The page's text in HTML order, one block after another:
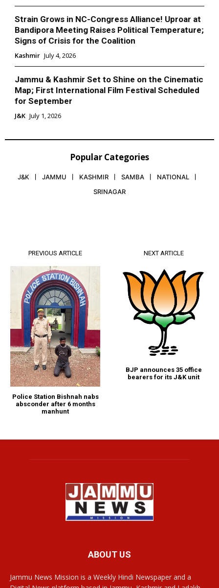
Strain Grows in NC-Congress Alliance! Uproar at
Bandipora Meeting Raises Political Temperature;
Signs of Crisis for the Coalition
Kashmir July 4, 2026
Jammu & Kashmir Set to Shine on the Cinematic
Map; First International Film Festival Scheduled
for September
J&K July 1, 2026
Popular Categories
J&K JAMMU KASHMIR SAMBA
NATIONAL
SRINAGAR
PREVIOUS ARTICLE
Police Station Bishnah nabs
absconder after 6 months
manhunt
NEXT ARTICLE
BJP announces 35 office
bearers for its J&K unit
ABOUT US
Jammu News Mission is a Weekly Hindi Newspaper and a